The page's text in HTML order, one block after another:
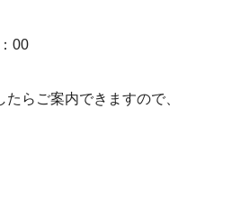
00
らご案内できますので、